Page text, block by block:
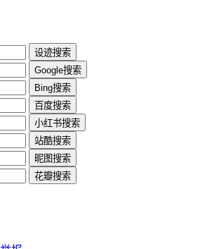
设迹搜索
Google搜索
Bing搜索
百度搜索
小红书搜索
站酷搜索
昵图搜索
花瓣搜索